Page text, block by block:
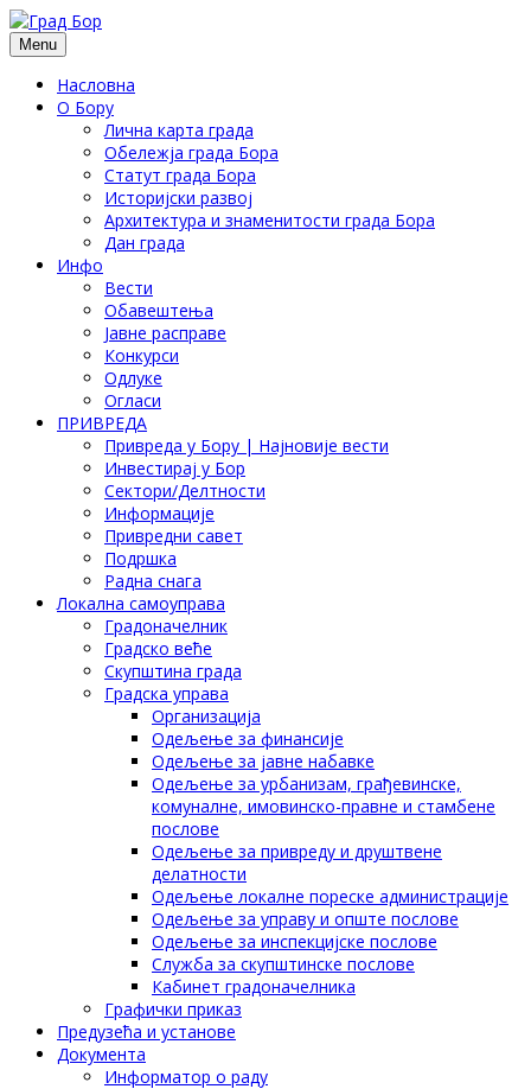
Menu
Насловна
О Бору
Лична карта града
Обележја града Бора
Статут града Бора
Историјски развој
Архитектура и знаменитости града Бора
Дан града
Инфо
Вести
Обавештења
Јавне расправе
Конкурси
Одлуке
Огласи
ПРИВРЕДА
Привреда у Бору | Најновије вести
Инвестирај у Бор
Сектори/Делтности
Информације
Привредни савет
Подршка
Радна снага
Локална самоуправа
Градоначелник
Градско веће
Скупштина града
Градска управа
Организација
Одељење за финансије
Одељење за јавне набавке
Одељење за урбанизам, грађевинске,
комуналне, имовинско-правне и стамбене
послове
Одељење за привреду и друштвене
делатности
Одељење локалне пореске администрације
Одељење за управу и опште послове
Одељење за инспекцијске послове
Служба за скупштинске послове
Кабинет градоначелника
Графички приказ
Предузећа и установе
Документа
Информатор о раду